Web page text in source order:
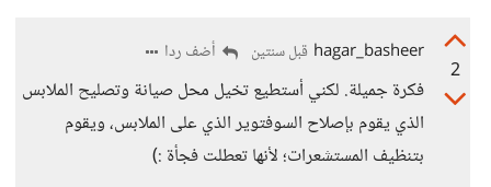
2
hagar_basheer قبل سنتين أضف ردا
فكرة جميلة. لكني أستطيع تخيل محل صيانة وتصليح الملابس
الذي يقوم بإصلاح السوفتوير الذي على الملابس، ويقوم
بتنظيف المستشعرات؛ لأنها تعطلت فجأة :)